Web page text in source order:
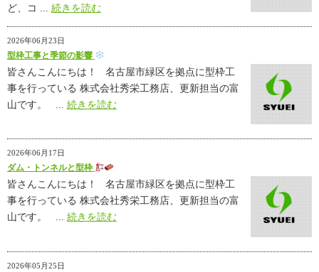
ど、コ ... 続きを読む
2026年06月23日
型枠工事と季節の影響
皆さんこんにちは！ 名古屋市緑区を拠点に型枠工
事を行っている 株式会社秀栄工務店、更新担当の富
山です。 ... 続きを読む
2026年06月17日
ダム・トンネルと型枠
皆さんこんにちは！ 名古屋市緑区を拠点に型枠工
事を行っている 株式会社秀栄工務店、更新担当の富
山です。 ... 続きを読む
2026年05月25日